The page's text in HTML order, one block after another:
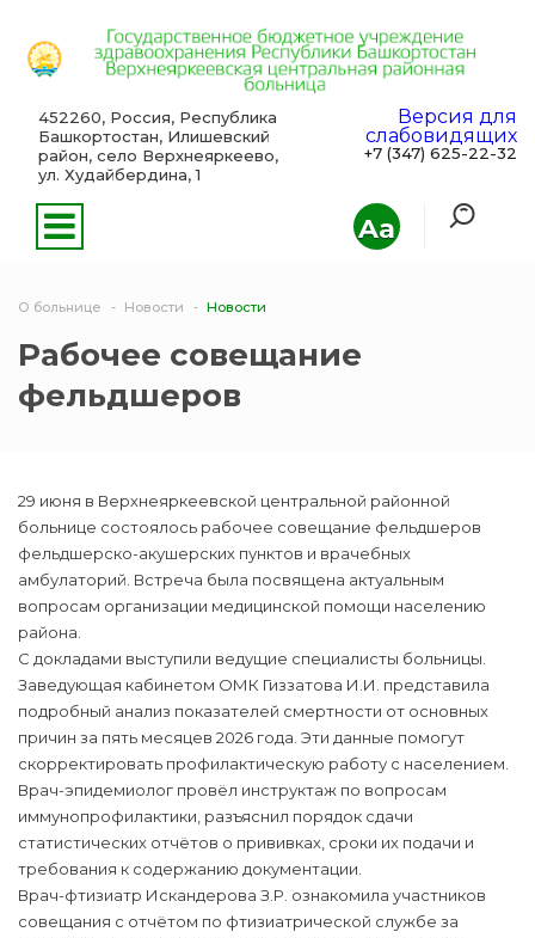
Aa
452260, Россия, Республика
Башкортостан, Илишевский
район, село Верхнеяркеево,
ул. Худайбердина, 1
Версия для
слабовидящих
+7 (347) 625-22-32
О больнице Новости Новости
Рабочее совещание
фельдшеров
29 июня в Верхнеяркеевской центральной районной
больнице состоялось рабочее совещание фельдшеров
фельдшерско-акушерских пунктов и врачебных
амбулаторий. Встреча была посвящена актуальным
вопросам организации медицинской помощи населению
района.
С докладами выступили ведущие специалисты больницы.
Заведующая кабинетом ОМК Гиззатова И.И. представила
подробный анализ показателей смертности от основных
причин за пять месяцев 2026 года. Эти данные помогут
скорректировать профилактическую работу с населением.
Врач-эпидемиолог провёл инструктаж по вопросам
иммунопрофилактики, разъяснил порядок сдачи
статистических отчётов о прививках, сроки их подачи и
требования к содержанию документации.
Врач-фтизиатр Искандерова З.Р. ознакомила участников
совещания с отчётом по фтизиатрической службе за